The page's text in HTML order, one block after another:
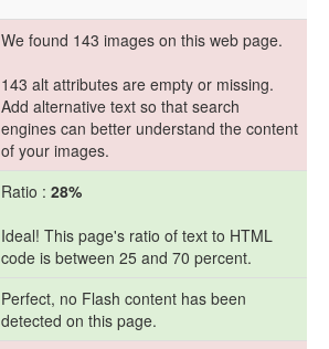
We found 143 images on this web page.
143 alt attributes are empty or missing.
Add alternative text so that search
engines can better understand the content
of your images.
Ratio : 28%
Ideal! This page's ratio of text to HTML
code is between 25 and 70 percent.
Perfect, no Flash content has been
detected on this page.